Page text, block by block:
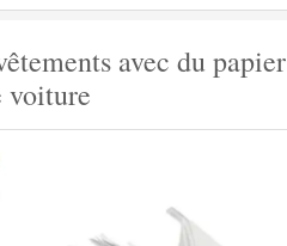
avec du
voiture